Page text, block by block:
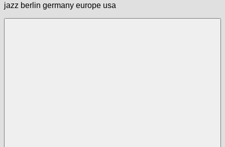
jazz berlin germany europe usa